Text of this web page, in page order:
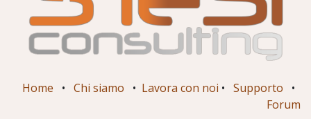
Home • Chi siamo • Lavora con noi • Supporto
•
Forum